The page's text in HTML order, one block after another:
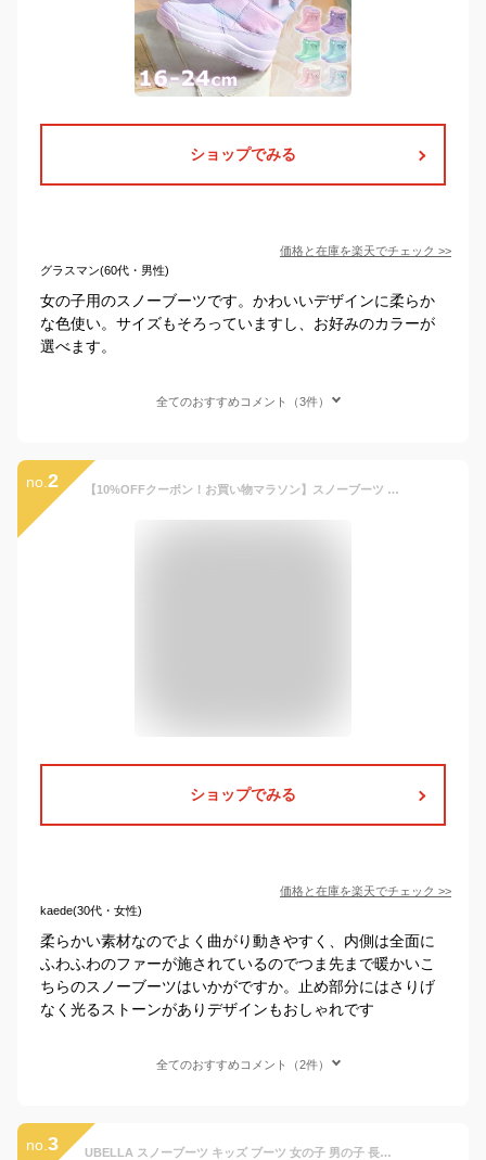
ショップでみる
価格と在庫を楽天でチェック >>
グラスマン(60代・男性)
女の子用のスノーブーツです。かわいいデザインに柔らか
な色使い。サイズもそろっていますし、お好みのカラーが
選べます。
全てのおすすめコメント（3件）
no. 2 【10%OFFクーポン！お買い物マラソン】スノーブーツ キッズ 女の子 ジュニア 防水 冬靴 防寒 レインブーツ 長靴 子供 15cm 16cm 17cm 18cm 19cm 20cm 21cm 22cm 23cm 24cm 雪 雪遊び ブーツ 小学生 子ども こども インソール
ショップでみる
価格と在庫を楽天でチェック >>
kaede(30代・女性)
柔らかい素材なのでよく曲がり動きやすく、内側は全面に
ふわふわのファーが施されているのでつま先まで暖かいこ
ちらのスノーブーツはいかがですか。止め部分にはさりげ
なく光るストーンがありデザインもおしゃれです
全てのおすすめコメント（2件）
no. 3 UBELLA スノーブーツ キッズ ブーツ 女の子 男の子 長靴 子供靴 ハイカット 防風 防水 保暖 雪用 雨の日 スキー 冬 オシャレ 男女兼用 人気